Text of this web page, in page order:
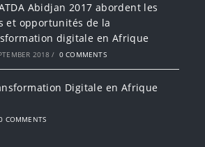
Abidjan 2017 abordent les
et opportunités de la
digitale en Afrique
2018 / 0 COMMENTS
Digitale en Afrique
COMMENTS